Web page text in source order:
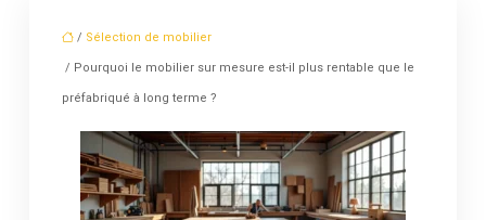
/ Sélection de mobilier
/ Pourquoi le mobilier sur mesure est-il plus rentable que le
préfabriqué à long terme ?